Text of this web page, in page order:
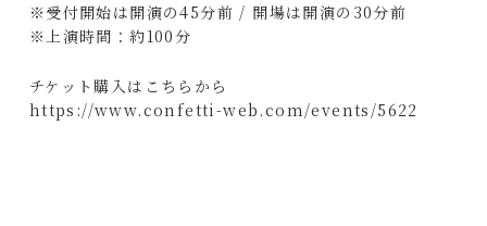
※受付開始は開演の45分前 / 開場は開演の30分前
※上演時間：約100分
チケット購入はこちらから
https://www.confetti-web.com/events/5622